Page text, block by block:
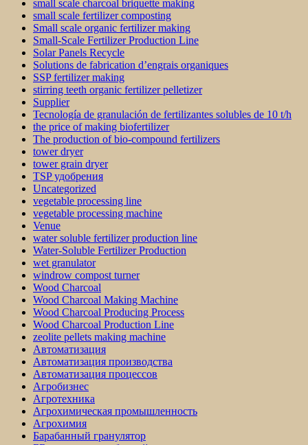
small scale charcoal briquette making
small scale fertilizer composting
Small scale organic fertilizer making
Small-Scale Fertilizer Production Line
Solar Panels Recycle
Solutions de fabrication d’engrais organiques
SSP fertilizer making
stirring teeth organic fertilizer pelletizer
Supplier
Tecnología de granulación de fertilizantes solubles de 10 t/h
the price of making biofertilizer
The production of bio-compound fertilizers
tower dryer
tower grain dryer
TSP удобрения
Uncategorized
vegetable processing line
vegetable processing machine
Venue
water soluble fertilizer production line
Water-Soluble Fertilizer Production
wet granulator
windrow compost turner
Wood Charcoal
Wood Charcoal Making Machine
Wood Charcoal Producing Process
Wood Charcoal Production Line
zeolite pellets making machine
Автоматизация
Автоматизация производства
Автоматизация процессов
Агробизнес
Агротехника
Агрохимическая промышленность
Агрохимия
Барабанный гранулятор